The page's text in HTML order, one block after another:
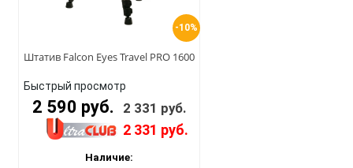
-10%
Штатив Falcon Eyes Travel PRO 1600
Быстрый просмотр
2 590 руб. 2 331 руб.
2 331 руб.
Наличие: